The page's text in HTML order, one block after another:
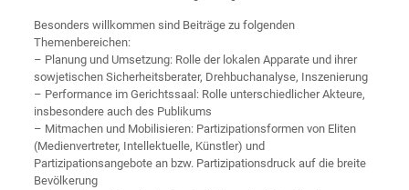
Besonders willkommen sind Beiträge zu folgenden
Themenbereichen:
– Planung und Umsetzung: Rolle der lokalen Apparate und ihrer
sowjetischen Sicherheitsberater, Drehbuchanalyse, Inszenierung
– Performance im Gerichtssaal: Rolle unterschiedlicher Akteure,
insbesondere auch des Publikums
– Mitmachen und Mobilisieren: Partizipationsformen von Eliten
(Medienvertreter, Intellektuelle, Künstler) und
Partizipationsangebote an bzw. Partizipationsdruck auf die breite
Bevölkerung